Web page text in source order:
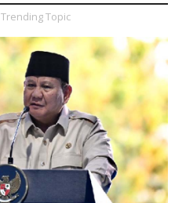
Trending Topic